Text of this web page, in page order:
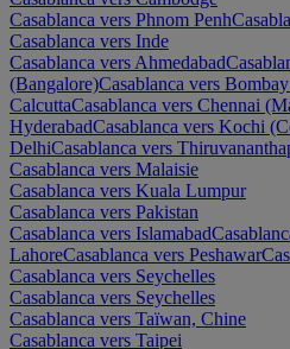
Casablanca vers Phnom Penh
Casablanca vers Inde
Casablanca vers Ahmedabad
(Bangalore)Casablanca vers
CalcuttaCasablanca vers Chennai
HyderabadCasablanca vers Kochi
DelhiCasablanca vers
Casablanca vers Malaisie
Casablanca vers Kuala Lumpur
Casablanca vers Pakistan
Casablanca vers Islamabad
LahoreCasablanca vers Peshawar
Casablanca vers Seychelles
Casablanca vers Seychelles
Casablanca vers Taïwan, Chine
Casablanca vers Taipei